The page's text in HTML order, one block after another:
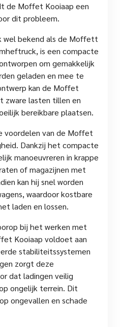
de Moffet Kooiaap een
dit probleem.
wel bekend als de Moffett
is een compacte
om gemakkelijk
geladen en mee te
kan de Moffet
zware lasten tillen en
bereikbare plaatsen.
voordelen van de Moffet
Dankzij het compacte
manoeuvreren in krappe
of magazijnen met
kan hij snel worden
waardoor kostbare
laden en lossen.
bij het werken met
Kooiaap voldoet aan
stabiliteitssystemen
zorgt deze
dat ladingen veilig
ongelijk terrein. Dit
ongevallen en schade